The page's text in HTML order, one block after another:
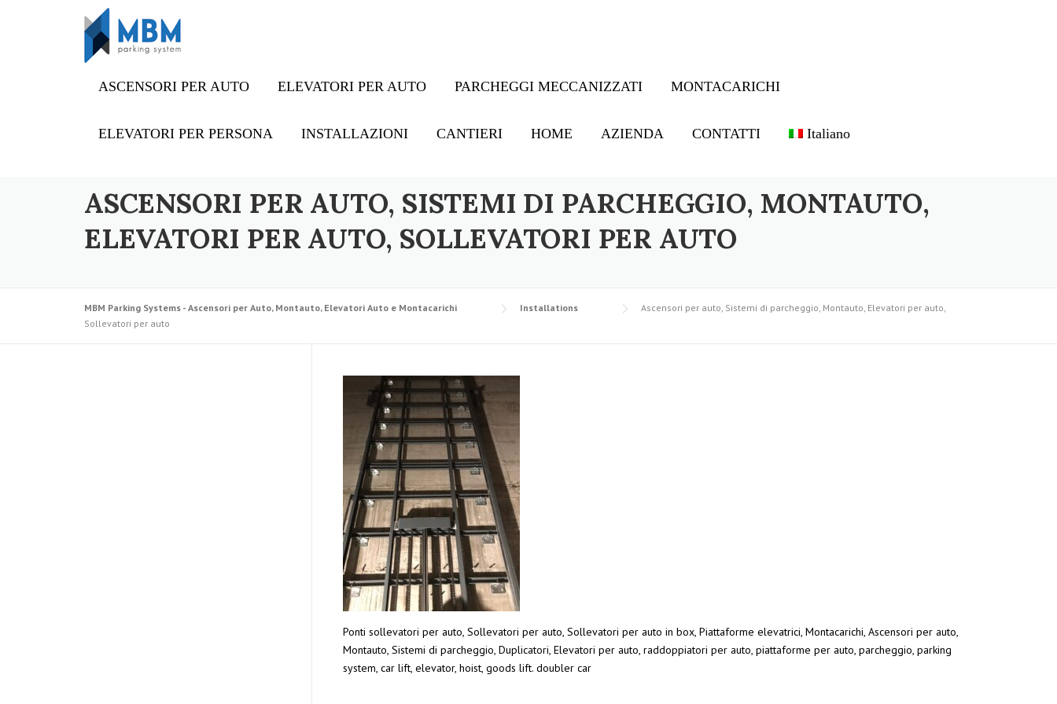
ASCENSORI PER AUTO ELEVATORI PER AUTO PARCHEGGI MECCANIZZATI MONTACARICHI
ELEVATORI PER PERSONA INSTALLAZIONI CANTIERI HOME AZIENDA CONTATTI Italiano
ASCENSORI PER AUTO, SISTEMI DI PARCHEGGIO, MONTAUTO,
ELEVATORI PER AUTO, SOLLEVATORI PER AUTO
MBM Parking Systems - Ascensori per Auto, Montauto, Elevatori Auto e Montacarichi Installations
Ascensori per auto, Sistemi di parcheggio, Montauto, Elevatori per auto,
Sollevatori per auto
Ponti sollevatori per auto, Sollevatori per auto, Sollevatori per auto in box, Piattaforme elevatrici, Montacarichi, Ascensori per auto,
Montauto, Sistemi di parcheggio, Duplicatori, Elevatori per auto, raddoppiatori per auto, piattaforme per auto, parcheggio, parking
system, car lift, elevator, hoist, goods lift. doubler car